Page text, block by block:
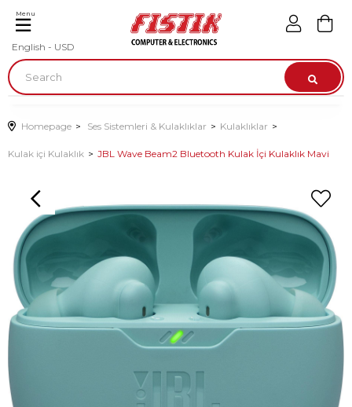
English - USD
Menu
Homepage Ses Sistemleri & Kulaklıklar Kulaklıklar
Kulak içi Kulaklık JBL Wave Beam2 Bluetooth Kulak İçi Kulaklık Mavi